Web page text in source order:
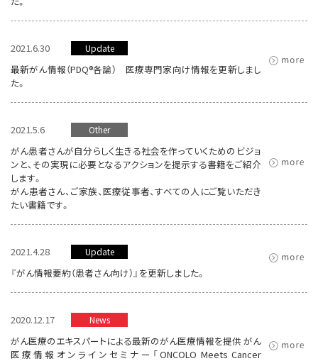
2021.6.30 Update
最新がん情報（PDQ®各論） 医療専門家向け情報を更新しまし
た。
2021.5.6 Other
がん患者さんが自分らしく生きる社会を作っていくためのビジョ
ンと、その実現に必要となるアクションを提示する書籍をご紹介
します。
がん患者さん、ご家族、医療従事者、すべての人にご覧いただき
たい書籍です。
2021.4.28 Update
『がん情報要約（患者さん向け）』を更新しました。
2020.12.17 News
がん医療のエキスパートによる最新のがん医療情報を提供 がん
医療情報オンラインセミナー「ONCOLO Meets Cancer